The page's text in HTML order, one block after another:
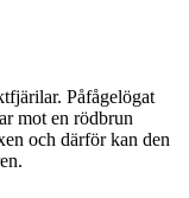
Påfågelögat
mot en rödbrun
och därför kan den